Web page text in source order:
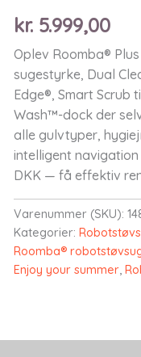
kr.5.999,00
Oplev Roomba®
sugestyrke, Dual
Edge®, Smart Scrub
Wash™-dock der
alle gulvtyper,
intelligent navigation
DKK — få effektiv
Varenummer (SKU):
Kategorier:
Roomba®
Enjoy your summer,